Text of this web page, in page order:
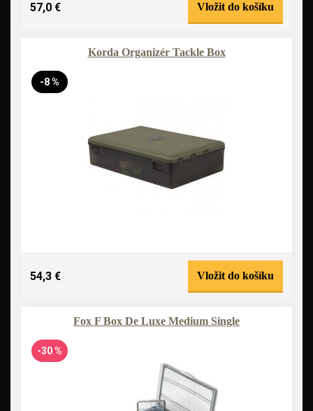
57,0 € Vložit do košíku
Korda Organizér Tackle Box
-8 %
54,3 € Vložit do košíku
Fox F Box De Luxe Medium Single
-30 %